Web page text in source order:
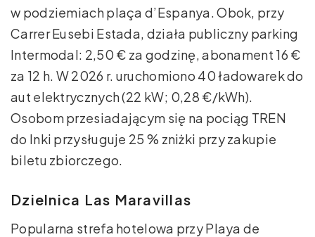
w podziemiach plaça d’Espanya. Obok, przy
Carrer Eusebi Estada, działa publiczny parking
Intermodal: 2,50 € za godzinę, abonament 16 €
za 12 h. W 2026 r. uruchomiono 40 ładowarek do
aut elektrycznych (22 kW; 0,28 €/kWh).
Osobom przesiadającym się na pociąg TREN
do Inki przysługuje 25 % zniżki przy zakupie
biletu zbiorczego.
Dzielnica Las Maravillas
Popularna strefa hotelowa przy Playa de